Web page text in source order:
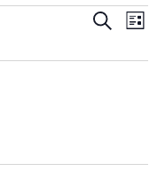
und
SucheListe